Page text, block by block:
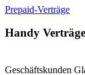
Prepaid-Verträge
Handy Verträge
Geschäftskunden